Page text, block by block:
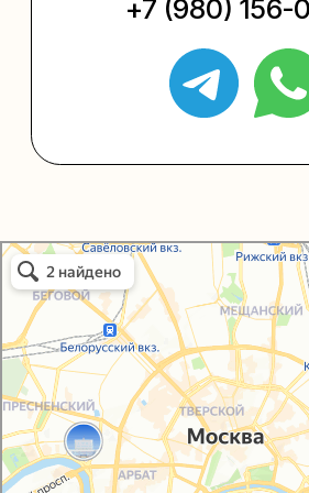
Упаковали Онлайн в Москве
Москва
© 2021-2025, ООО "УПАКОВАЛИ ОНЛАЙН"
Сайт разработала
bogac hevas